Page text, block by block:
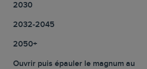
2030
2032-2045
2050+
Ouvrir puis épauler le magnum au